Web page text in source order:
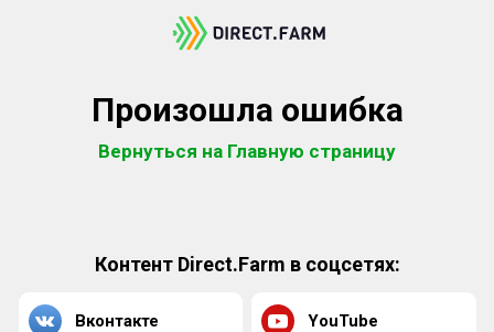
Произошла ошибка
Вернуться на Главную страницу
Контент Direct.Farm в соцсетях:
Вконтакте YouTube